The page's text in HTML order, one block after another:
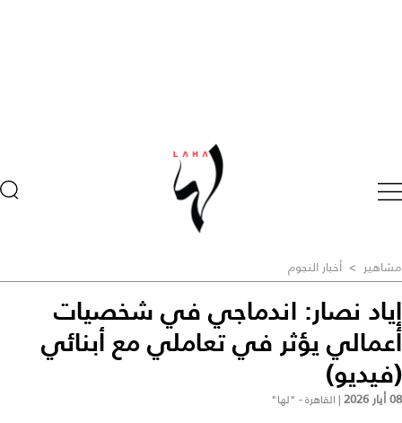
مشاهير > أخبار النجوم
إياد نصار: اندماجي في شخصيات
أعمالي يؤثر في تعاملي مع أبنائي
(فيديو)
08 أيار 2026 | القاهرة - "لها"